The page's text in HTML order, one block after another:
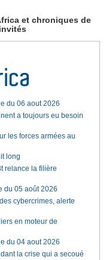
et chroniques de
du 06 aout 2026
a toujours eu besoin
les forces armées au
long
relance la filière
du 05 août 2026
cybercrimes, alerte
en moteur de
du 04 aout 2026
la crise qui a secoué